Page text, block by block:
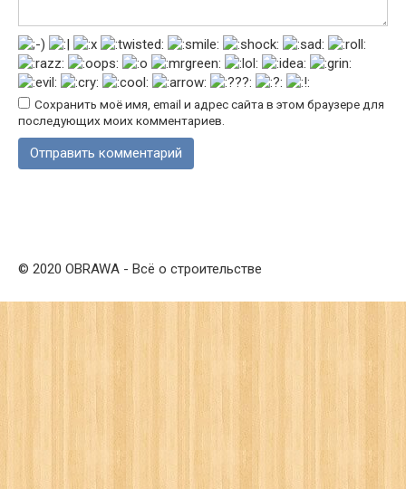
Сохранить моё имя, email и адрес сайта в этом браузере для
последующих моих комментариев.
© 2020 OBRAWA - Всё о строительстве